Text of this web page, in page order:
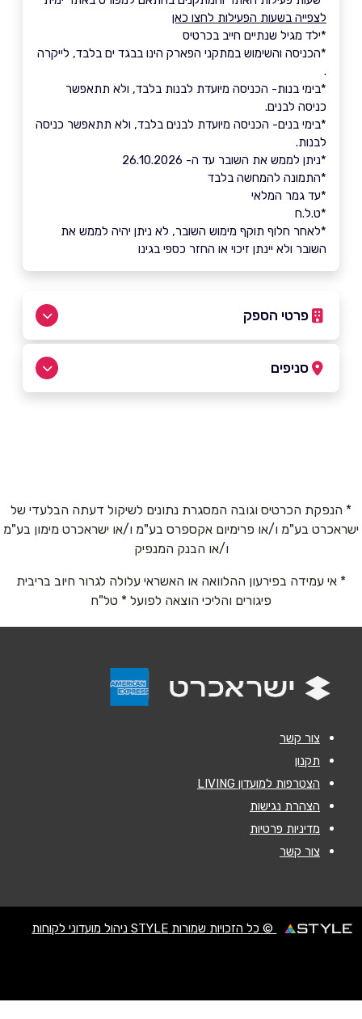
לצפייה בשעות הפעילות לחצו כאן
*ילד מגיל שנתיים חייב בכרטיס
*הכניסה והשימוש במתקני הפארק הינו בבגד ים בלבד, לייקרה
.
*בימי בנות- הכניסה מיועדת לבנות בלבד, ולא תתאפשר
כניסה לבנים.
*בימי בנים- הכניסה מיועדת לבנים בלבד, ולא תתאפשר כניסה
לבנות.
*ניתן לממש את השובר עד ה- 26.10.2026
*התמונה להמחשה בלבד
*עד גמר המלאי
*ט.ל.ח
*לאחר חלוף תוקף מימוש השובר, לא ניתן יהיה לממש את
השובר ולא יינתן זיכוי או החזר כספי בגינו
פרטי הספק
אנא חזרו אלי בקשר ל...
שליחה
סניפים
* הנפקת הכרטיס וגובה המסגרת נתונים לשיקול דעתה הבלעדי של
ישראכרט בע"מ ו/או פרימיום אקספרס בע"מ ו/או ישראכרט מימון בע"מ
ו/או הבנק המנפיק
* אי עמידה בפירעון ההלוואה או האשראי עלולה לגרור חיוב בריבית
פיגורים והליכי הוצאה לפועל * טל"ח
צור קשר
תקנון
הצטרפות למועדון LIVING
הצהרת נגישות
מדיניות פרטיות
צור קשר
© כל הזכויות שמורות STYLE ניהול מועדוני לקוחות